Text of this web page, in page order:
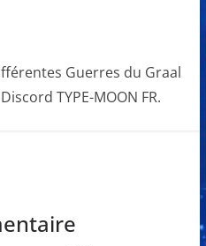
Guerres du Graal
TYPE-MOON FR.